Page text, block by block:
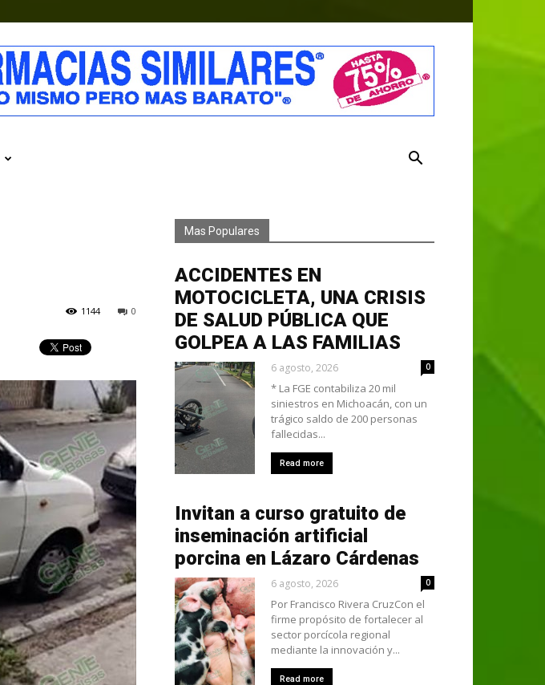
0
1144
Mas Populares
ACCIDENTES EN
MOTOCICLETA, UNA CRISIS
DE SALUD PÚBLICA QUE
GOLPEA A LAS FAMILIAS
6 agosto, 2026 0
* La FGE contabiliza 20 mil
siniestros en Michoacán, con un
trágico saldo de 200 personas
fallecidas...
Read more
Invitan a curso gratuito de
inseminación artificial
porcina en Lázaro Cárdenas
6 agosto, 2026 0
Por Francisco Rivera CruzCon el
firme propósito de fortalecer al
sector porcícola regional
mediante la innovación y...
Read more